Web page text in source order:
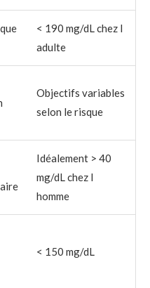
< 190 mg/dL chez l
adulte
Objectifs variables
selon le risque
Idéalement > 40
mg/dL chez l
homme
< 150 mg/dL